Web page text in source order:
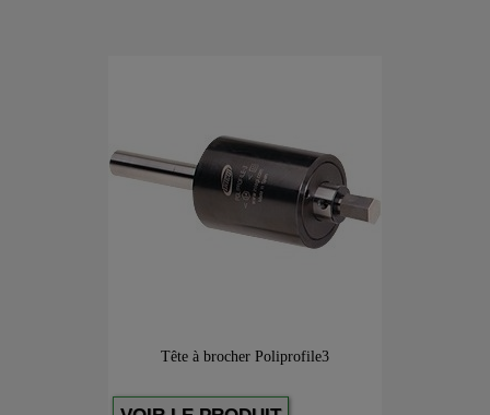
Tête à brocher Poliprofile3